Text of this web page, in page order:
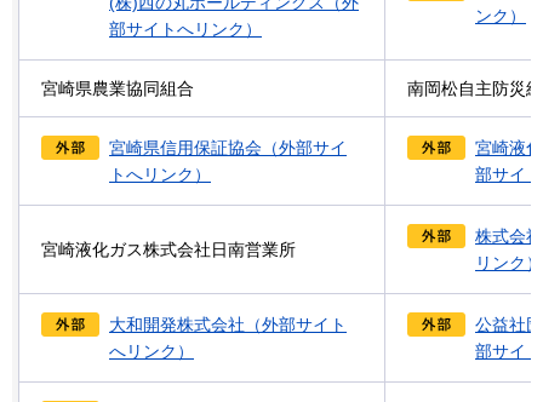
部サイトへリンク）
ンク）
宮崎県農業協同組合 南岡松自主防災
宮崎県信用保証協会（外部サイ
トへリンク）
宮崎液
部サイ
宮崎液化ガス株式会社日南営業所
株式会
リンク）
大和開発株式会社（外部サイト
へリンク）
公益社
部サイ